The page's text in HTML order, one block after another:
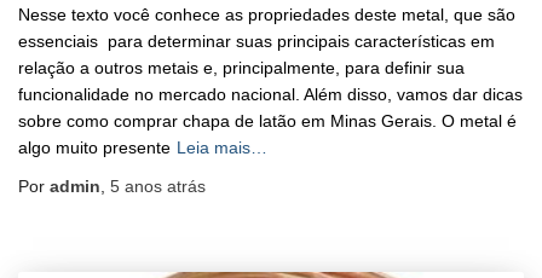
Nesse texto você conhece as propriedades deste metal, que são
essenciais para determinar suas principais características em
relação a outros metais e, principalmente, para definir sua
funcionalidade no mercado nacional. Além disso, vamos dar dicas
sobre como comprar chapa de latão em Minas Gerais. O metal é
algo muito presente Leia mais…
Por admin 5 anos atrás